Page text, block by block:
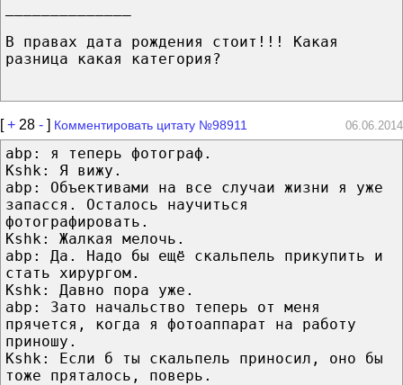
В правах дата рождения стоит!!! Какая
разница какая категория?
[+ 28 - ] Комментировать цитату №98911 06.06.2014
abp: я теперь фотограф.
Kshk: Я вижу.
abp: Объективами на все случаи жизни я уже
запасся. Осталось научиться
фотографировать.
Kshk: Жалкая мелочь.
abp: Да. Надо бы ещё скальпель прикупить и
стать хирургом.
Kshk: Давно пора уже.
abp: Зато начальство теперь от меня
прячется, когда я фотоаппарат на работу
приношу.
Kshk: Если б ты скальпель приносил, оно бы
тоже пряталось, поверь.